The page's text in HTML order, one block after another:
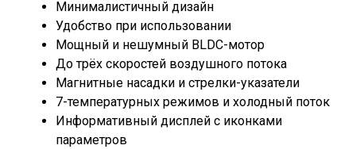
Минималистичный дизайн
Удобство при использовании
Мощный и нешумный BLDC-мотор
До трёх скоростей воздушного потока
Магнитные насадки и стрелки-указатели
7-температурных режимов и холодный поток
Информативный дисплей с иконками
параметров